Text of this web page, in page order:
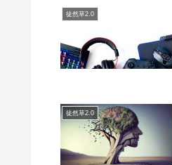
徒然草2.0
徒然草2.0